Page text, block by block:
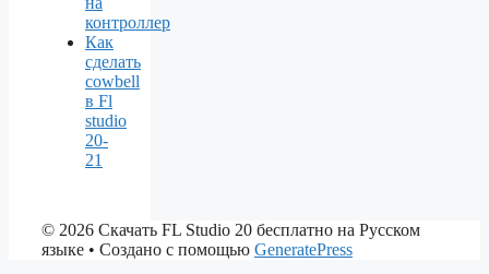
контроллер
Как
сделать
cowbell
в Fl
studio
20-
21
© 2026 Скачать FL Studio 20 бесплатно на Русском
языке • Создано с помощью GeneratePress